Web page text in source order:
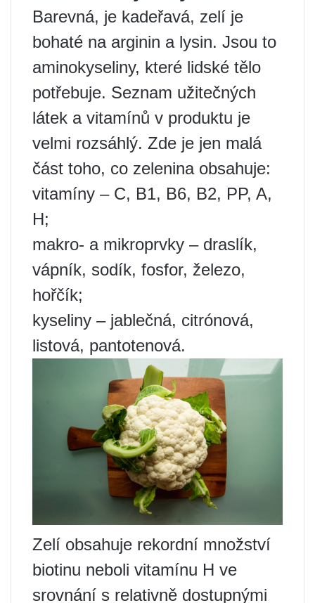
Barevná, je kadeřavá, zelí je
bohaté na arginin a lysin. Jsou to
aminokyseliny, které lidské tělo
potřebuje. Seznam užitečných
látek a vitamínů v produktu je
velmi rozsáhlý. Zde je jen malá
část toho, co zelenina obsahuje:
vitamíny – C, B1, B6, B2, PP, A,
H;
makro- a mikroprvky – draslík,
vápník, sodík, fosfor, železo,
hořčík;
kyseliny – jablečná, citrónová,
listová, pantotenová.
Zelí obsahuje rekordní množství
biotinu neboli vitamínu H ve
srovnání s relativně dostupnými